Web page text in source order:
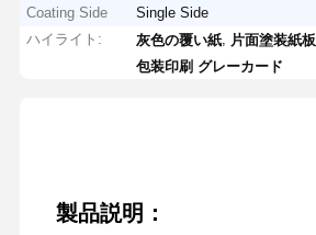
Coating Side
Single Side
ハイライト:
灰色の覆い紙 片面塗装紙板
包装印刷 グレーカード
製品説明：